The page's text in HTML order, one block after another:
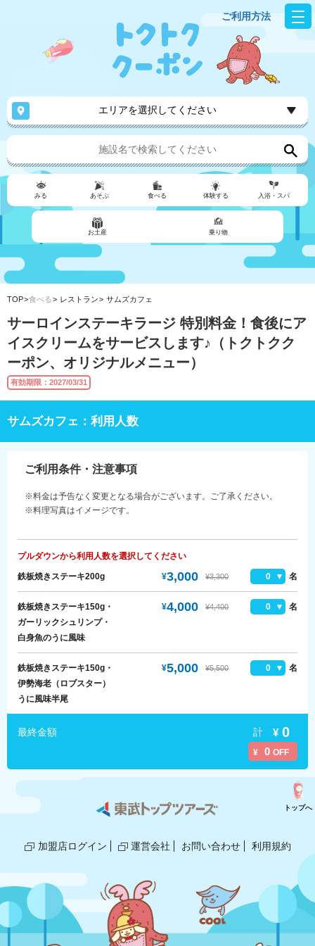
ご利用方法
エリアを選択してください
みる あそぶ 食べる 体験する 入浴・スパ
お土産 乗り物
TOP 食べる レストラン サムズカフェ
サーロインステーキラージ 特別料金！食後にア
イスクリームをサービスします♪（トクトクク
ーポン、オリジナルメニュー）
有効期限：2027/03/31
サムズカフェ：利用人数
ご利用条件・注意事項
※料金は予告なく変更となる場合がございます。ご了承ください。
※料理写真はイメージです。
プルダウンから利用人数を選択してください
鉄板焼きステーキ200g ¥3,000 ¥3,300 0 名
鉄板焼きステーキ150g・
ガーリックシュリンプ・
白身魚のうに風味
¥4,000 ¥4,400 0 名
鉄板焼きステーキ150g・
伊勢海老（ロブスター）
うに風味半尾
¥5,000 ¥5,500 0 名
最終金額
¥ 0 OFF
計 ¥ 0
加盟店ログイン 運営会社 お問い合わせ 利用規約
トップへ